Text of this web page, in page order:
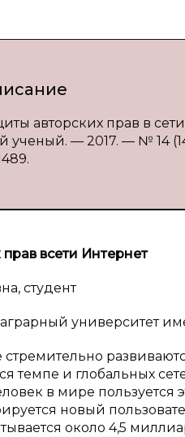
авторских прав в
— 2017. — № 14
всети Интернет
студент
университет
темпе и глобальных
в мире пользуется
новый
около 4,5